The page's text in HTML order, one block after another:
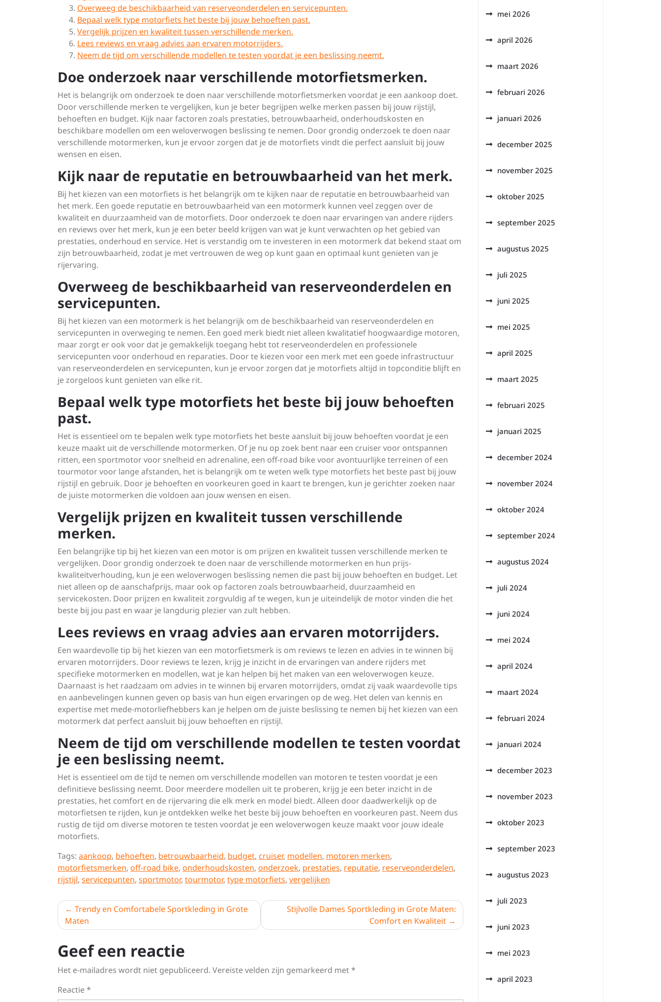
Overweeg de beschikbaarheid van reserveonderdelen en servicepunten.
Bepaal welk type motorfiets het beste bij jouw behoeften past.
Vergelijk prijzen en kwaliteit tussen verschillende merken.
Lees reviews en vraag advies aan ervaren motorrijders.
Neem de tijd om verschillende modellen te testen voordat je een beslissing neemt.
Doe onderzoek naar verschillende motorfietsmerken.
Het is belangrijk om onderzoek te doen naar verschillende motorfietsmerken voordat je een aankoop doet.
Door verschillende merken te vergelijken, kun je beter begrijpen welke merken passen bij jouw rijstijl,
behoeften en budget. Kijk naar factoren zoals prestaties, betrouwbaarheid, onderhoudskosten en
beschikbare modellen om een weloverwogen beslissing te nemen. Door grondig onderzoek te doen naar
verschillende motormerken, kun je ervoor zorgen dat je de motorfiets vindt die perfect aansluit bij jouw
wensen en eisen.
Kijk naar de reputatie en betrouwbaarheid van het merk.
Bij het kiezen van een motorfiets is het belangrijk om te kijken naar de reputatie en betrouwbaarheid van
het merk. Een goede reputatie en betrouwbaarheid van een motormerk kunnen veel zeggen over de
kwaliteit en duurzaamheid van de motorfiets. Door onderzoek te doen naar ervaringen van andere rijders
en reviews over het merk, kun je een beter beeld krijgen van wat je kunt verwachten op het gebied van
prestaties, onderhoud en service. Het is verstandig om te investeren in een motormerk dat bekend staat om
zijn betrouwbaarheid, zodat je met vertrouwen de weg op kunt gaan en optimaal kunt genieten van je
rijervaring.
Overweeg de beschikbaarheid van reserveonderdelen en
servicepunten.
Bij het kiezen van een motormerk is het belangrijk om de beschikbaarheid van reserveonderdelen en
servicepunten in overweging te nemen. Een goed merk biedt niet alleen kwalitatief hoogwaardige motoren,
maar zorgt er ook voor dat je gemakkelijk toegang hebt tot reserveonderdelen en professionele
servicepunten voor onderhoud en reparaties. Door te kiezen voor een merk met een goede infrastructuur
van reserveonderdelen en servicepunten, kun je ervoor zorgen dat je motorfiets altijd in topconditie blijft en
je zorgeloos kunt genieten van elke rit.
Bepaal welk type motorfiets het beste bij jouw behoeften
past.
Het is essentieel om te bepalen welk type motorfiets het beste aansluit bij jouw behoeften voordat je een
keuze maakt uit de verschillende motormerken. Of je nu op zoek bent naar een cruiser voor ontspannen
ritten, een sportmotor voor snelheid en adrenaline, een off-road bike voor avontuurlijke terreinen of een
tourmotor voor lange afstanden, het is belangrijk om te weten welk type motorfiets het beste past bij jouw
rijstijl en gebruik. Door je behoeften en voorkeuren goed in kaart te brengen, kun je gerichter zoeken naar
de juiste motormerken die voldoen aan jouw wensen en eisen.
Vergelijk prijzen en kwaliteit tussen verschillende
merken.
Een belangrijke tip bij het kiezen van een motor is om prijzen en kwaliteit tussen verschillende merken te
vergelijken. Door grondig onderzoek te doen naar de verschillende motormerken en hun prijs-
kwaliteitverhouding, kun je een weloverwogen beslissing nemen die past bij jouw behoeften en budget. Let
niet alleen op de aanschafprijs, maar ook op factoren zoals betrouwbaarheid, duurzaamheid en
servicekosten. Door prijzen en kwaliteit zorgvuldig af te wegen, kun je uiteindelijk de motor vinden die het
beste bij jou past en waar je langdurig plezier van zult hebben.
Lees reviews en vraag advies aan ervaren motorrijders.
Een waardevolle tip bij het kiezen van een motorfietsmerk is om reviews te lezen en advies in te winnen bij
ervaren motorrijders. Door reviews te lezen, krijg je inzicht in de ervaringen van andere rijders met
specifieke motormerken en modellen, wat je kan helpen bij het maken van een weloverwogen keuze.
Daarnaast is het raadzaam om advies in te winnen bij ervaren motorrijders, omdat zij vaak waardevolle tips
en aanbevelingen kunnen geven op basis van hun eigen ervaringen op de weg. Het delen van kennis en
expertise met mede-motorliefhebbers kan je helpen om de juiste beslissing te nemen bij het kiezen van een
motormerk dat perfect aansluit bij jouw behoeften en rijstijl.
Neem de tijd om verschillende modellen te testen voordat
je een beslissing neemt.
Het is essentieel om de tijd te nemen om verschillende modellen van motoren te testen voordat je een
definitieve beslissing neemt. Door meerdere modellen uit te proberen, krijg je een beter inzicht in de
prestaties, het comfort en de rijervaring die elk merk en model biedt. Alleen door daadwerkelijk op de
motorfietsen te rijden, kun je ontdekken welke het beste bij jouw behoeften en voorkeuren past. Neem dus
rustig de tijd om diverse motoren te testen voordat je een weloverwogen keuze maakt voor jouw ideale
motorfiets.
Tags: aankoop, behoeften, betrouwbaarheid, budget, cruiser, modellen, motoren merken,
motorfietsmerken, off-road bike, onderhoudskosten, onderzoek, prestaties, reputatie, reserveonderdelen,
rijstijl, servicepunten, sportmotor, tourmotor, type motorfiets, vergelijken
Berichtnavigatie
Trendy en Comfortabele Sportkleding in Grote
Maten
Stijlvolle Dames Sportkleding in Grote Maten:
Comfort en Kwaliteit
Geef een reactie
Het e-mailadres wordt niet gepubliceerd. Vereiste velden zijn gemarkeerd met*
Reactie*
mei 2026
april 2026
maart 2026
februari 2026
januari 2026
december 2025
november 2025
oktober 2025
september 2025
augustus 2025
juli 2025
juni 2025
mei 2025
april 2025
maart 2025
februari 2025
januari 2025
december 2024
november 2024
oktober 2024
september 2024
augustus 2024
juli 2024
juni 2024
mei 2024
april 2024
maart 2024
februari 2024
januari 2024
december 2023
november 2023
oktober 2023
september 2023
augustus 2023
juli 2023
juni 2023
mei 2023
april 2023